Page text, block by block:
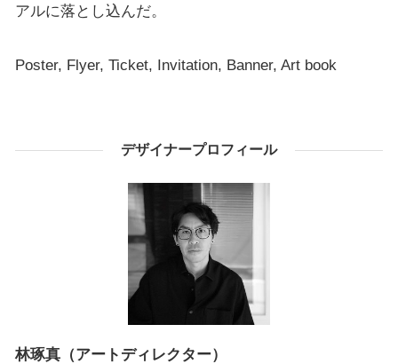
アルに落とし込んだ。
Poster, Flyer, Ticket, Invitation, Banner, Art book
デザイナープロフィール
林琢真（アートディレクター）